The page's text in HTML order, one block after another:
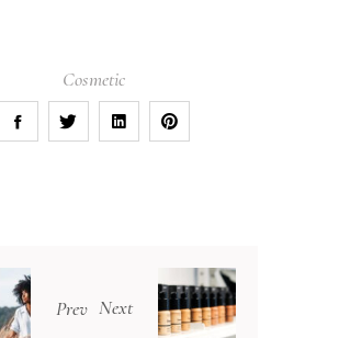
Cosmetic
Prev Next